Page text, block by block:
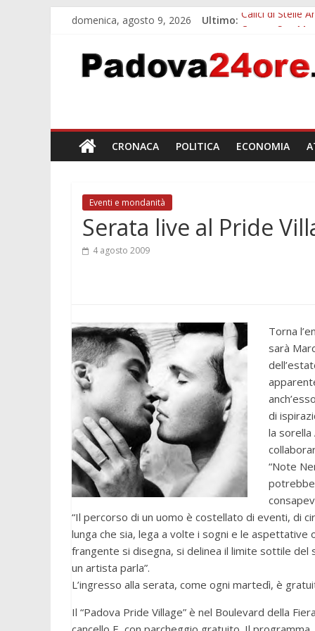
domenica, agosto 9, 2026 Ultimo: Calici di Stelle
Notizie di
Teatro per
Restauro
CRONACA POLITICA ECONOMIA
Eventi e mondanità
Serata live al Pride
4 agosto 2009
Torna
sarà
di
la
“Note
“Il percorso di un uomo è costellato di eventi, di
lunga che sia, lega a volte i sogni e le
frangente si disegna, si delinea il limite sottile del
un artista parla”.
L’ingresso alla serata, come ogni martedì, è
Il “Padova Pride Village” è nel Boulevard della